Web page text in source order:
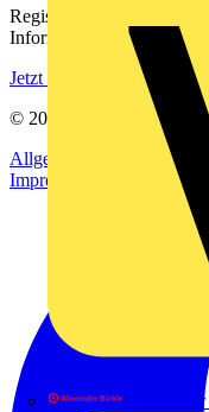
Registrieren Sie sich
Informationen aus der
Jetzt registrieren
© 2002-
Voltimum
Allgemeine
Impressum